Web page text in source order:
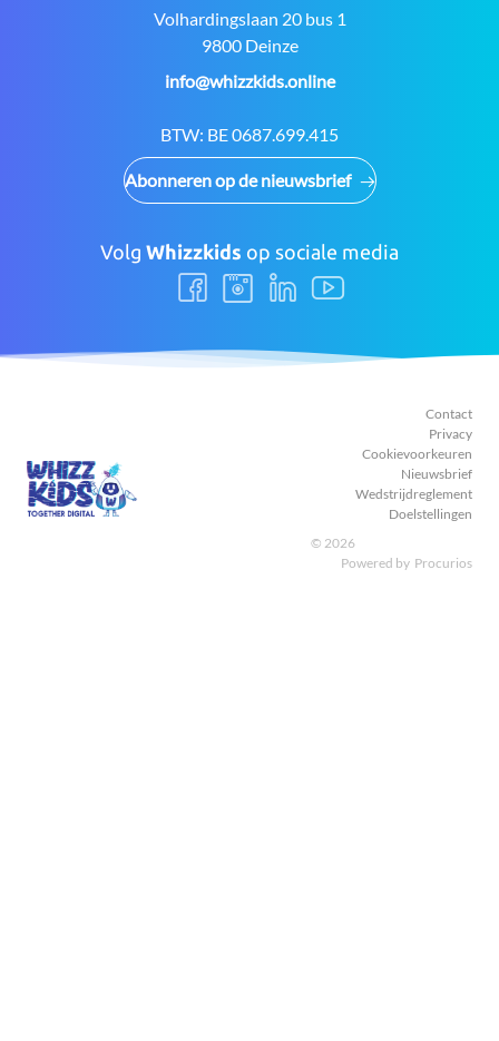
Adres:
Volhardingslaan 20 bus 1
9800 Deinze
E-
info@whizzkids.online
BTW: BE 0687.699.415
Abonneren op de nieuwsbrief
Volg Whizzkids op sociale media
Volg
ons
Volg
ons
Volg
ons
Volg
ons
Contact
Privacy
Cookievoorkeuren
Nieuwsbrief
Wedstrijdreglement
Doelstellingen
© 2026
Powered by Procurios